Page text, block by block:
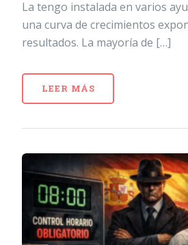
La tengo instalada en varios
una curva de crecimientos
resultados. La mayoría de […]
LEER MÁS